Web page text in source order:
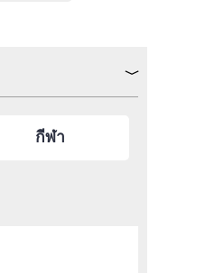
กีฬา